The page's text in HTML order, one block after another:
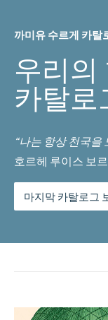
까미유 수르게 카탈
우리의
카탈로
“나는 항상 천국을
호르헤 루이스 보
마지막 카탈로그